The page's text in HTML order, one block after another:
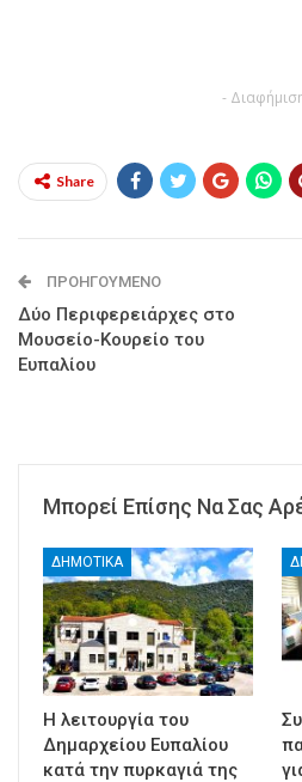
-
Share
ΠΡΟΗΓΟΎΜΕΝΟ
Δύο Περιφερειάρχες στο
Μουσείο-Κουρείο του
Ευπαλίου
Μπορεί Επίσης Να Σας
ΔΗΜΟΤΙΚΑ
Η λειτουργία του
Δημαρχείου Ευπαλίου
κατά την πυρκαγιά της